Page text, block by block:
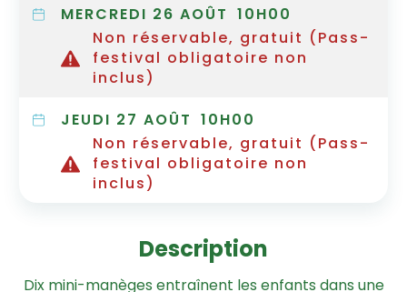
MERCREDI 26 AOÛT 10H00
Non réservable, gratuit (Pass-
festival obligatoire non
inclus)
JEUDI 27 AOÛT 10H00
Non réservable, gratuit (Pass-
festival obligatoire non
inclus)
Description
Dix mini-manèges entraînent les enfants dans une